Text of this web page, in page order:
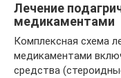
Лечение
медикаментами
Комплексная схема
медикаментами
средства